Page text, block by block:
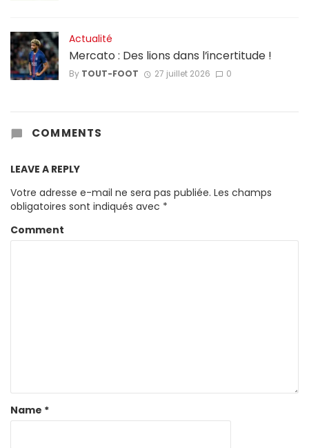
Actualité
Mercato : Des lions dans l’incertitude !
By TOUT-FOOT 27 juillet 2026 0
COMMENTS
LEAVE A REPLY
Votre adresse e-mail ne sera pas publiée. Les champs
obligatoires sont indiqués avec *
Comment
Name *